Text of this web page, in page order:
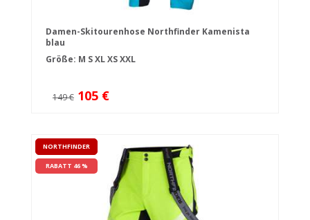
Damen-Skitourenhose Northfinder Kamenista
blau
Größe: M SXLXSXXL
149 € 105 €
NORTHFINDER
RABATT 46 %